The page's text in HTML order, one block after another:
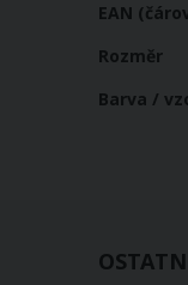
EAN
Rozměr
Barva /